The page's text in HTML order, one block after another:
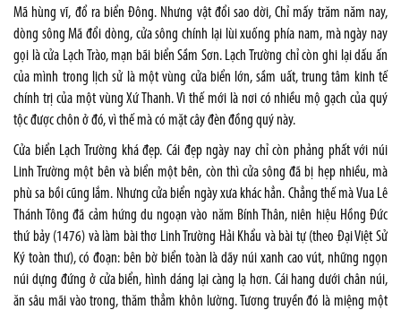
Mã hùng vĩ, đổ ra biển Đông. Nhưng vật đổi sao dời, Chỉ mấy trăm năm nay,
dòng sông Mã đổi dòng, cửa sông chính lại lùi xuống phía nam, mà ngày nay
gọi là cửa Lạch Trào, mạn bãi biển Sầm Sơn. Lạch Trường chỉ còn ghi lại dấu ấn
của mình trong lịch sử là một vùng cửa biển lớn, sầm uất, trung tâm kinh tế
chính trị của một vùng Xứ Thanh. Vì thế mới là nơi có nhiều mộ gạch của quý
tộc được chôn ở đó, vì thế mà có mặt cây đèn đồng quý này.
Cửa biển Lạch Trường khá đẹp. Cái đẹp ngày nay chỉ còn phảng phất với núi
Linh Trường một bên và biển một bên, còn thì cửa sông đã bị hẹp nhiều, mà
phù sa bồi cũng lắm. Nhưng cửa biển ngày xưa khác hẳn. Chẳng thế mà Vua Lê
Thánh Tông đã cảm hứng du ngoạn vào năm Bính Thân, niên hiệu Hồng Đức
thứ bảy (1476) và làm bài thơ Linh Trường Hải Khẩu và bài tự (theo Đại Việt Sử
Ký toàn thư), có đoạn: bên bờ biển toàn là dãy núi xanh cao vút, những ngọn
núi dựng đứng ở cửa biển, hình dáng lại càng lạ hơn. Cái hang dưới chân núi,
ăn sâu mãi vào trong, thăm thẳm khôn lường. Tương truyền đó là miệng một